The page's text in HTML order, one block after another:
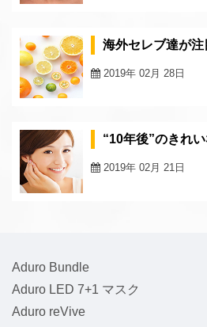
海外セレブ達が
2019年 02月 28日
“10年後”のきれ
2019年 02月 21日
Aduro Bundle
Aduro LED 7+1 マスク
Aduro reVive